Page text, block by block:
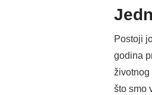
Postoji
godina
što smo